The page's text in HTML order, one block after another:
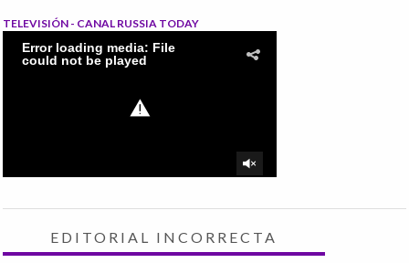
TELEVISIÓN - CANAL RUSSIA TODAY
EDITORIAL INCORRECTA